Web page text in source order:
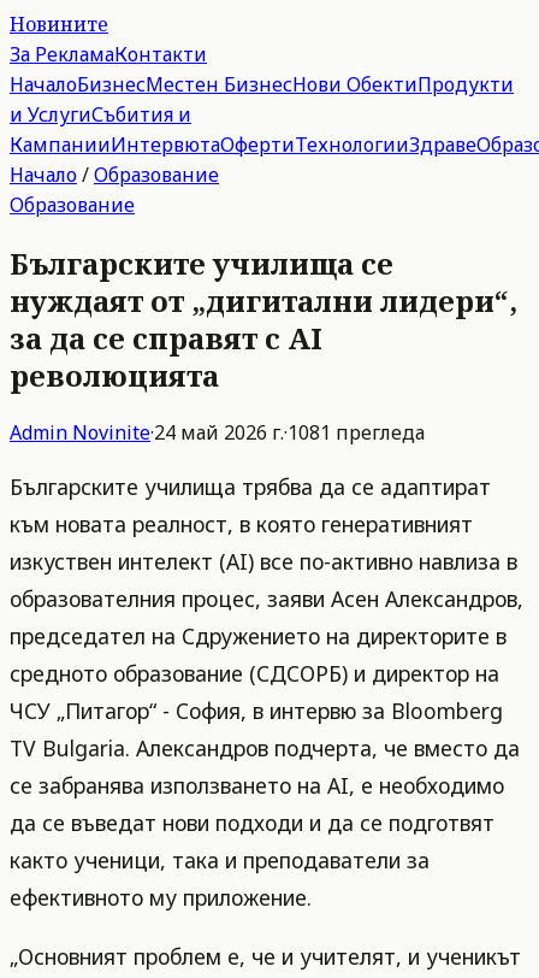
Новините
За РекламаКонтакти
НачалоБизнесМестен БизнесНови ОбектиПродукти
и УслугиСъбития и
КампанииИнтервютаОфертиТехнологииЗдраве
Начало/Образование
Образование
Българските училища се
нуждаят от „дигитални лидери“,
за да се справят с AI
революцията
Admin Novinite·24 май 2026 г.·1081 прегледа
Българските училища трябва да се адаптират
към новата реалност, в която генеративният
изкуствен интелект (AI) все по-активно навлиза в
образователния процес, заяви Асен Александров,
председател на Сдружението на директорите в
средното образование (СДСОРБ) и директор на
ЧСУ „Питагор“ - София, в интервю за Bloomberg
TV Bulgaria. Александров подчерта, че вместо да
се забранява използването на AI, е необходимо
да се въведат нови подходи и да се подготвят
както ученици, така и преподаватели за
ефективното му приложение.
„Основният проблем е, че и учителят, и ученикът